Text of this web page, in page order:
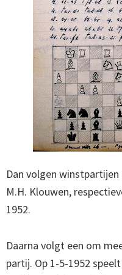
Dan volgen
M.H. Klouwen,
1952.
Daarna volgt een om
partij. Op 1-5-1952